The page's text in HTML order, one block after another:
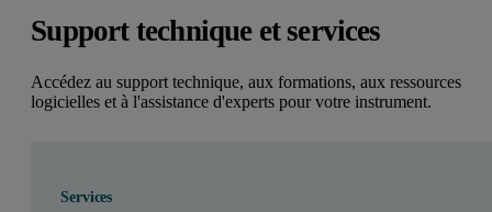
Support technique et services
Accédez au support technique, aux formations, aux ressources
logicielles et à l'assistance d'experts pour votre instrument.
Services